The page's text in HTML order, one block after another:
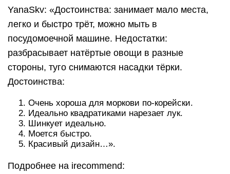
YanaSkv: «Достоинства: занимает мало места,
легко и быстро трёт, можно мыть в
посудомоечной машине. Недостатки:
разбрасывает натёртые овощи в разные
стороны, туго снимаются насадки тёрки.
Достоинства:
Очень хороша для моркови по-корейски.
Идеально квадратиками нарезает лук.
Шинкует идеально.
Моется быстро.
Красивый дизайн…».
Подробнее на irecommend: